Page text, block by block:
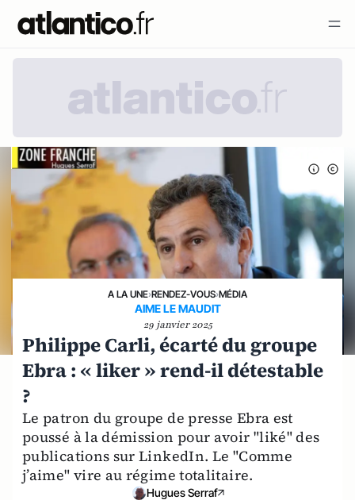
A LA UNE›RENDEZ-VOUS›MÉDIA
AIME LE MAUDIT
29 janvier 2025
Philippe Carli, écarté du groupe
Ebra : « liker » rend-il détestable
?
Le patron du groupe de presse Ebra est
poussé à la démission pour avoir "liké" des
publications sur LinkedIn. Le "Comme
j’aime" vire au régime totalitaire.
Hugues Serraf